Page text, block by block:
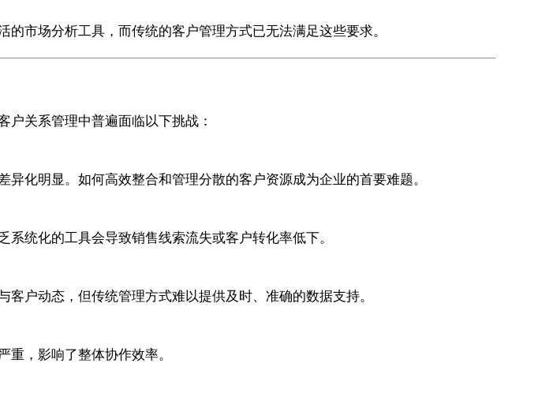
市场分析工具，而传统的客户管理方式已无法满足这些要求。
关系管理中普遍面临以下挑战：
化明显。如何高效整合和管理分散的客户资源成为企业的首要难题。
统化的工具会导致销售线索流失或客户转化率低下。
户动态，但传统管理方式难以提供及时、准确的数据支持。
，影响了整体协作效率。